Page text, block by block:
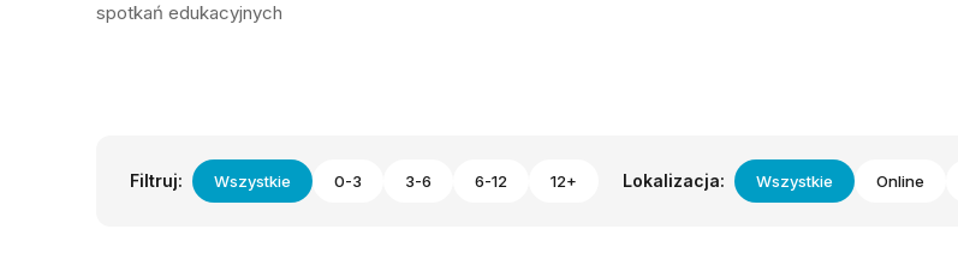
spotkań edukacyjnych
Filtruj: Wszystkie 0-3 3-6 6-12 12+ Lokalizacja: Wszystkie Online